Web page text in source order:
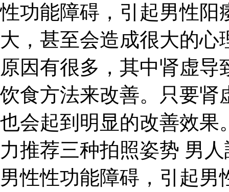
性功能障碍，引起男性阳
大，甚至会造成很大的
原因有很多，其中肾虚
饮食方法来改善。只要肾
也会起到明显的改善效果
力推荐三种拍照姿势 男
男性性功能障碍，引起